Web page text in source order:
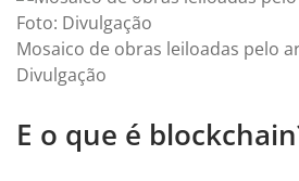
Mosaico de obras leiloadas pelo
Divulgação
E o que é